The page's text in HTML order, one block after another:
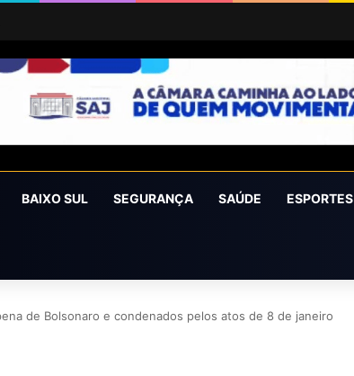
o prêmio Cidade Revelação do São João da Bahia 2026
BAIXO SUL SEGURANÇA SAÚDE ESPORTES
de Bolsonaro e condenados pelos atos de 8 de janeiro